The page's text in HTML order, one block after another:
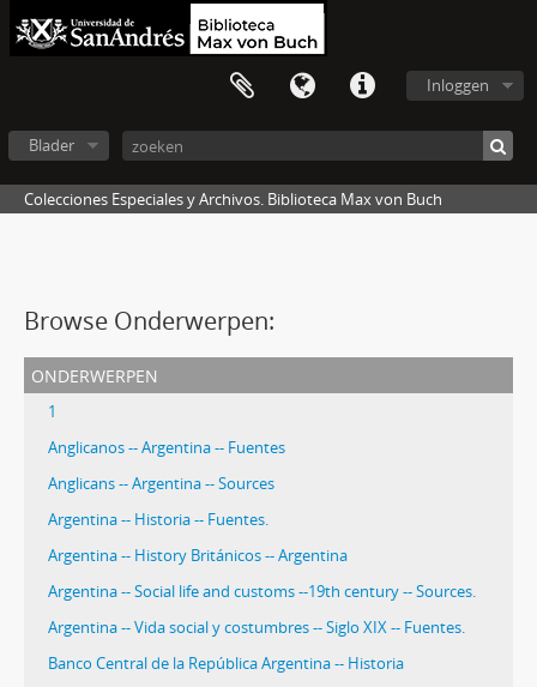
Inloggen
Blader
Colecciones Especiales y Archivos. Biblioteca Max von Buch
Browse Onderwerpen:
onderwerpen
1
Anglicanos -- Argentina -- Fuentes
Anglicans -- Argentina -- Sources
Argentina -- Historia -- Fuentes.
Argentina -- History Británicos -- Argentina
Argentina -- Social life and customs --19th century -- Sources.
Argentina -- Vida social y costumbres -- Siglo XIX -- Fuentes.
Banco Central de la República Argentina -- Historia